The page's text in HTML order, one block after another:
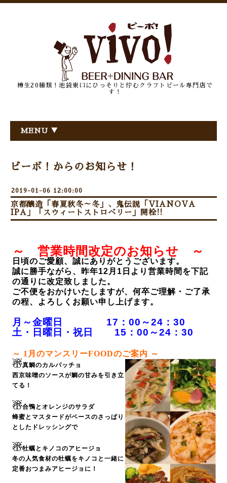
樽生20種類！池袋東口にひっそりと佇むクラフトビール専門店で
す！
MENU ▼
ビーボ！からのお知らせ！
2019-01-06 12:00:00
京都醸造「春夏秋冬～冬」、鬼伝説「VIANOVA
IPA」「スウィートストロベリー」開栓!!
～ 営業時間改定のお知らせ ～
日頃のご愛顧、誠にありがとうございます。
誠に勝手ながら、昨年12月1日より営業時間を下記
の通りに改定致しました。
ご不便をおかけいたしますが、何卒ご理解・ご了承
の程、よろしくお願い申し上げます。
月～金曜日 17：00～24：30
土・日曜日・祝日 15：00～24：30
～ 1 月のマンスリーFOODのご案内 ～
☃真鯛のカルパッチョ
西京味噌のソースが鯛の甘みを引き立
てる！
☃合鴨とオレンジのサラダ
蜂蜜とマスタードがベースのさっぱり
としたドレッシングで
☃牡蠣とキノコのアヒージョ
冬の人気食材の牡蠣をキノコと一緒に
定番おつまみアヒージョに！